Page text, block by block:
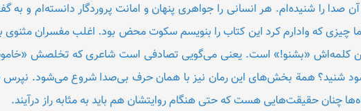
صدا را شنیده‌ام. هر انسانی را جواهری پنهان و امانت پروردگار دانسته‌ام و
چیزی که وادارم کرد این کتاب را بنویسم سکوت محض بود. اغلب مفسران مثنوی بر
«بشنو!» است. یعنی می‌گویی تصادفی است شاعری که تخلصش «خاموش»
شنید؟ همة بخش‌های این رمان نیز با همان حرف بی‌صدا شروع می‌شود. نپرس
چنان حقیقت‌هایی هست که حتی هنگام روایتشان هم باید به مثابه راز درآیند.